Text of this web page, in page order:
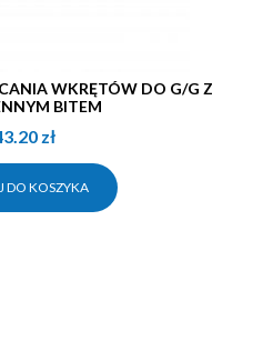
BITEM
zł
DO KOSZYKA